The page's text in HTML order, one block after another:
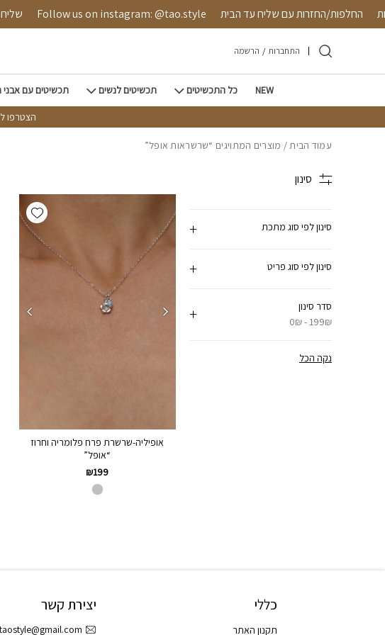
Skip to Contentהחלפות/החזרות עם שליח עד הבית Follow us on instagram: @tao.style
התחברות / הרשמה
NEW כל התכשיטים תכשיטים לנשים תכשיטים עם אבני
הצטרפו
עמוד הבית/ מוצרים המתויגים “שרשראות אופל”
סינון
סינון לפי סוג מתכת
סינון לפי סוג פריט
סדר סינון
0₪ - 199₪
נקה הכל
wishlist
אופיליה-שרשרת פרח פלומריה וחרוז
“אופל”
₪199
כללי
תקנון האתר
יצירת קשר
בחזרה למעלה